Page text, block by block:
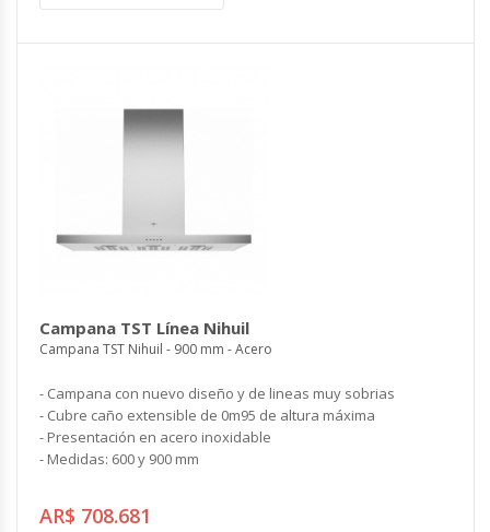
Campana TST Línea Nihuil
Campana TST Nihuil - 900 mm - Acero
- Campana con nuevo diseño y de lineas muy sobrias
- Cubre caño extensible de 0m95 de altura máxima
- Presentación en acero inoxidable
- Medidas: 600 y 900 mm
AR$ 708.681